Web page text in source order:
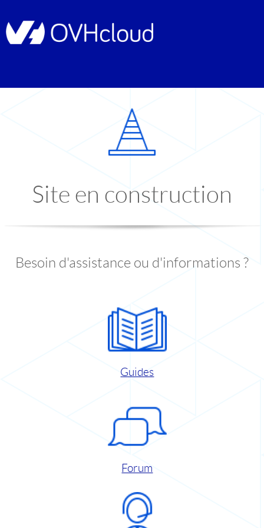
Site en construction
Besoin d'assistance ou d'informations ?
Guides
Forum